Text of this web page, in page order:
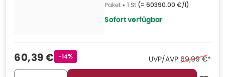
Paket • 1 St (= 60390.00 €/l)
Sofort verfügbar
Verkaufspreis
60,39 € Rabattstempel
-14% UVP/AVP Ehemaliger
69,99 €*